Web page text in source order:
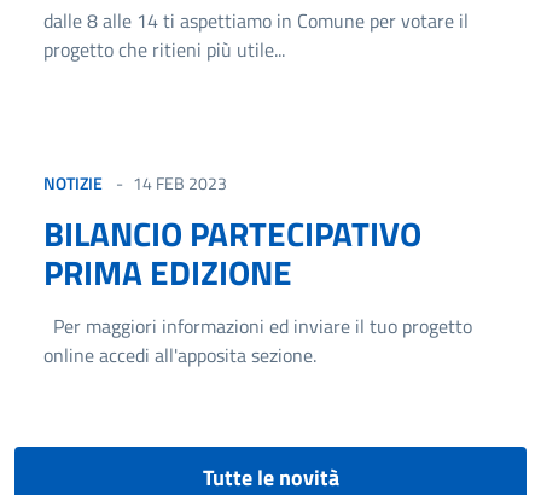
dalle 8 alle 14 ti aspettiamo in Comune per votare il
progetto che ritieni più utile...
NOTIZIE 14 FEB 2023
BILANCIO PARTECIPATIVO
PRIMA EDIZIONE
Per maggiori informazioni ed inviare il tuo progetto
online accedi all'apposita sezione.
Tutte le novità